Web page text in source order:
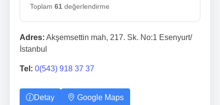
Toplam 61 değerlendirme
Adres: Akşemsettin mah, 217. Sk. No:1 Esenyurt/
İstanbul
Tel: 0(543) 918 37 37
Detay Google Maps